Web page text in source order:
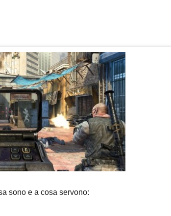
sono e a cosa servono: